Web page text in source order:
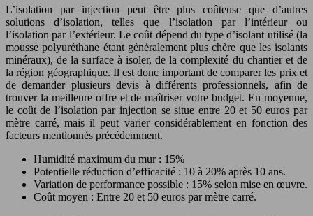
L’isolation par injection peut être plus coûteuse que d’autres
solutions d’isolation, telles que l’isolation par l’intérieur ou
l’isolation par l’extérieur. Le coût dépend du type d’isolant utilisé (la
mousse polyuréthane étant généralement plus chère que les isolants
minéraux), de la surface à isoler, de la complexité du chantier et de
la région géographique. Il est donc important de comparer les prix et
de demander plusieurs devis à différents professionnels, afin de
trouver la meilleure offre et de maîtriser votre budget. En moyenne,
le coût de l’isolation par injection se situe entre 20 et 50 euros par
mètre carré, mais il peut varier considérablement en fonction des
facteurs mentionnés précédemment.
Humidité maximum du mur : 15%
Potentielle réduction d’efficacité : 10 à 20% après 10 ans.
Variation de performance possible : 15% selon mise en œuvre.
Coût moyen : Entre 20 et 50 euros par mètre carré.